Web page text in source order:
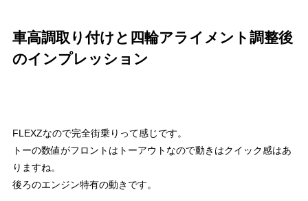
車高調取り付けと四輪アライメント調整後
のインプレッション
FLEXZなので完全街乗りって感じです。
トーの数値がフロントはトーアウトなので動きはクイック感はあ
りますね。
後ろのエンジン特有の動きです。